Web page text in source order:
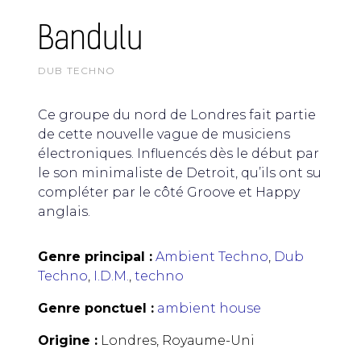
Bandulu
DUB TECHNO
Ce groupe du nord de Londres fait partie
de cette nouvelle vague de musiciens
électroniques. Influencés dès le début par
le son minimaliste de Detroit, qu’ils ont su
compléter par le côté Groove et Happy
anglais.
Genre principal : Ambient Techno, Dub
Techno, I.D.M., techno
Genre ponctuel : ambient house
Origine : Londres, Royaume-Uni